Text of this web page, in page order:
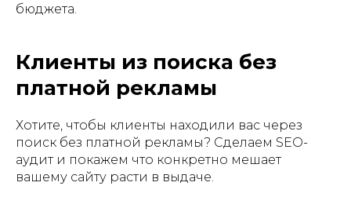
бюджета.
Клиенты из поиска без
платной рекламы
Хотите, чтобы клиенты находили вас через
поиск без платной рекламы? Сделаем SEO-
аудит и покажем что конкретно мешает
вашему сайту расти в выдаче.